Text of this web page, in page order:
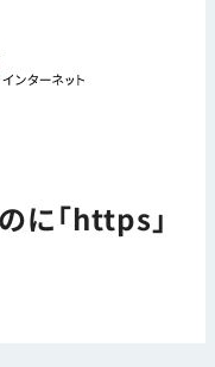
に「https」